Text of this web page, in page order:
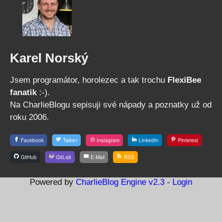
Karel Norský
Jsem programátor, horolezec a tak trochu FlexiBee
fanatik :-).
Na CharlieBlogu sepisuji své nápady a poznatky už od
roku 2006.
Facebook Twitter Instagram LinkedIn Pinterest
GitHub GitLab E-Mail RSS
Powered by CharlieBlog Engine v2.3 - Login